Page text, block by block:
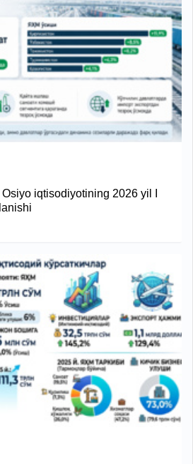
iqtisodiyotining 2026 yil I